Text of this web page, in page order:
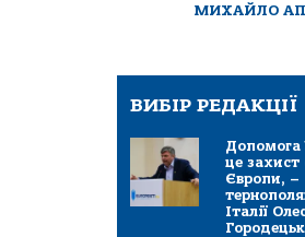
МИХАЙЛО
ВИБІР РЕДАКЦІЇ
Допомога
це захист
Європи, –
Італії